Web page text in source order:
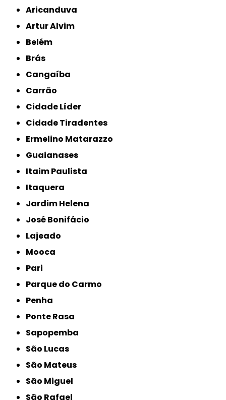
Aricanduva
Artur Alvim
Belém
Brás
Cangaíba
Carrão
Cidade Líder
Cidade Tiradentes
Ermelino Matarazzo
Guaianases
Itaim Paulista
Itaquera
Jardim Helena
José Bonifácio
Lajeado
Mooca
Pari
Parque do Carmo
Penha
Ponte Rasa
Sapopemba
São Lucas
São Mateus
São Miguel
São Rafael